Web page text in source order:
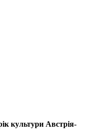
культури Австрія-